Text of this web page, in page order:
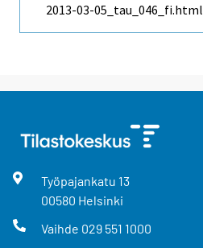
2013-03-05_tau_046_fi.html
Työpajankatu 13
00580 Helsinki
Vaihde 029 551 1000